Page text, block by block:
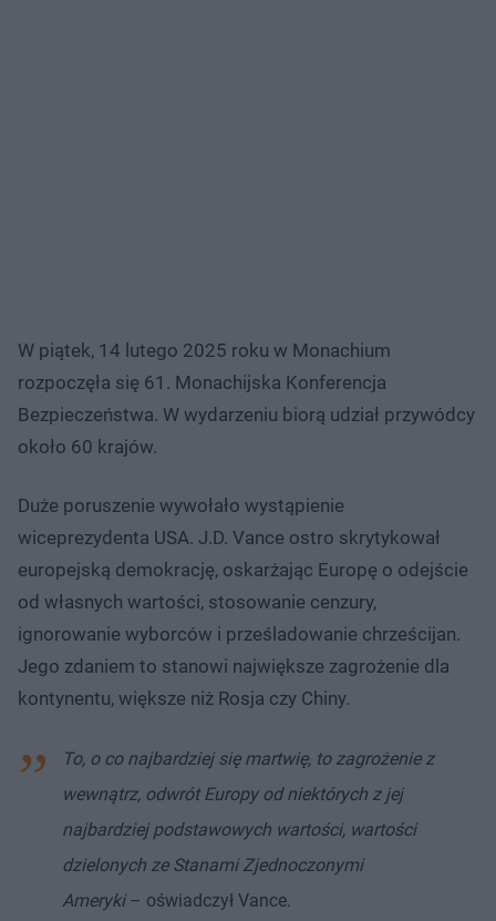
W piątek, 14 lutego 2025 roku w Monachium
rozpoczęła się 61. Monachijska Konferencja
Bezpieczeństwa. W wydarzeniu biorą udział przywódcy
około 60 krajów.
Duże poruszenie wywołało wystąpienie
wiceprezydenta USA. J.D. Vance ostro skrytykował
europejską demokrację, oskarżając Europę o odejście
od własnych wartości, stosowanie cenzury,
ignorowanie wyborców i prześladowanie chrześcijan.
Jego zdaniem to stanowi największe zagrożenie dla
kontynentu, większe niż Rosja czy Chiny.
To, o co najbardziej się martwię, to zagrożenie z
wewnątrz, odwrót Europy od niektórych z jej
najbardziej podstawowych wartości, wartości
dzielonych ze Stanami Zjednoczonymi
Ameryki– oświadczył Vance.